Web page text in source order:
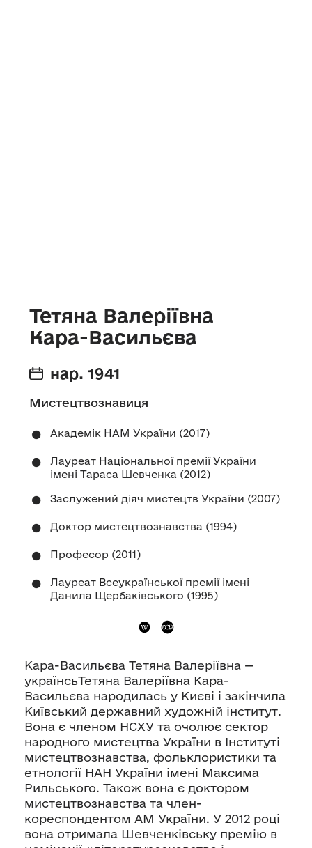
Тетяна Валеріївна
Кара-Васильєва
нар. 1941
Мистецтвознавиця
Академік НАМ України (2017)
Лауреат Національної премії України
імені Тараса Шевченка (2012)
Заслужений діяч мистецтв України (2007)
Доктор мистецтвознавства (1994)
Професор (2011)
Лауреат Всеукраїнської премії імені
Данила Щербаківського (1995)
Кара-Васильєва Тетяна Валеріївна —
українсьТетяна Валеріївна Кара-
Васильєва народилась у Києві і закінчила
Київський державний художній інститут.
Вона є членом НСХУ та очолює сектор
народного мистецтва України в Інституті
мистецтвознавства, фольклористики та
етнології НАН України імені Максима
Рильського. Також вона є доктором
мистецтвознавства та член-
кореспондентом АМ України. У 2012 році
вона отримала Шевченківську премію в